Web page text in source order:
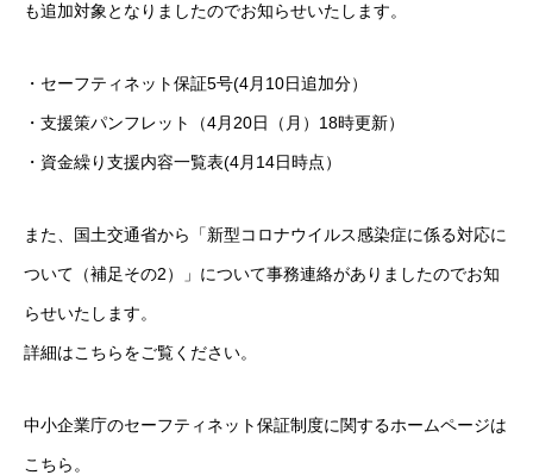
も追加対象となりましたのでお知らせいたします。
・ セーフティネット保証5号(4月10日追加分）
・ 支援策パンフレット （4月20日（月）18時更新）
・ 資金繰り支援内容一覧表(4月14日時点）
また、国土交通省から「新型コロナウイルス感染症に係る対応に
ついて（補足その2）」について事務連絡がありましたのでお知
らせいたします。
詳細はこちらをご覧ください。
中小企業庁のセーフティネット保証制度に関するホームページは
こちら 。